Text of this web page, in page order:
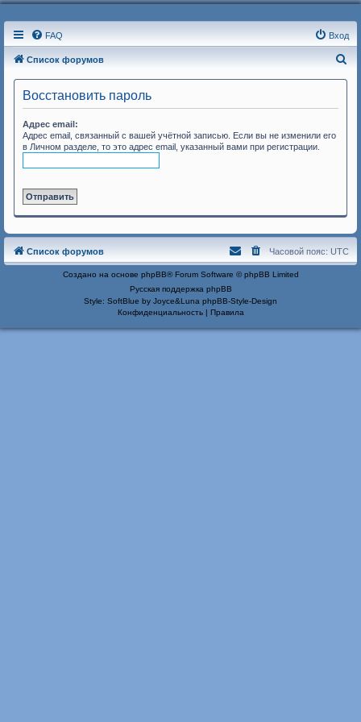
FAQ Вход
Список форумов
Восстановить пароль
Адрес email:
Адрес email, связанный с вашей учётной записью. Если вы не изменили его
в Личном разделе, то это адрес email, указанный вами при регистрации.
Список форумов Часовой пояс: UTC
Создано на основе phpBB® Forum Software © phpBB Limited
Русская поддержка phpBB
Style: SoftBlue by Joyce&Luna phpBB-Style-Design
Конфиденциальность| Правила